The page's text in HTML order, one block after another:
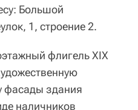
Большой
1, строение 2.
флигель XIX
фасады здания
наличников